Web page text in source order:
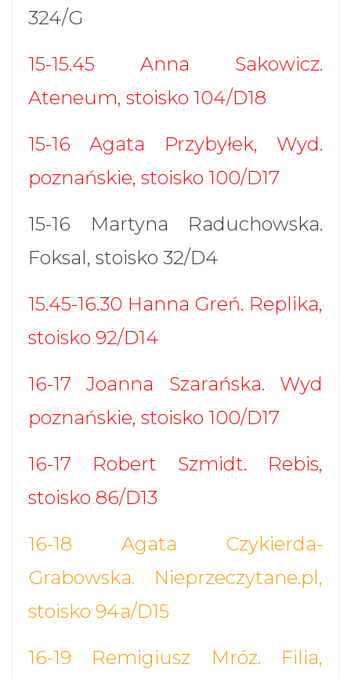
324/G
15-15.45 Anna Sakowicz.
Ateneum, stoisko 104/D18
15-16 Agata Przybyłek, Wyd.
poznańskie, stoisko 100/D17
15-16 Martyna Raduchowska.
Foksal, stoisko 32/D4
15.45-16.30 Hanna Greń. Replika,
stoisko 92/D14
16-17 Joanna Szarańska. Wyd
poznańskie, stoisko 100/D17
16-17 Robert Szmidt. Rebis,
stoisko 86/D13
16-18 Agata Czykierda-
Grabowska. Nieprzeczytane.pl,
stoisko 94a/D15
16-19 Remigiusz Mróz. Filia,